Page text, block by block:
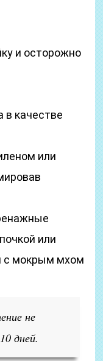
и осторожно
в качестве
или
или
с мокрым мхом
не
дней.